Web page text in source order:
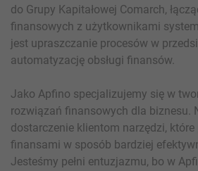
do Grupy Kapitałowej Comarch,
finansowych z użytkownikami
jest upraszczanie procesów w
automatyzację obsługi finansów.
Jako Apfino specjalizujemy się w
rozwiązań finansowych dla biznesu.
dostarczenie klientom narzędzi,
finansami w sposób bardziej
Jesteśmy pełni entuzjazmu, bo w